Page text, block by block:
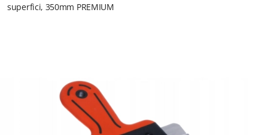
superfici, 350mm PREMIUM